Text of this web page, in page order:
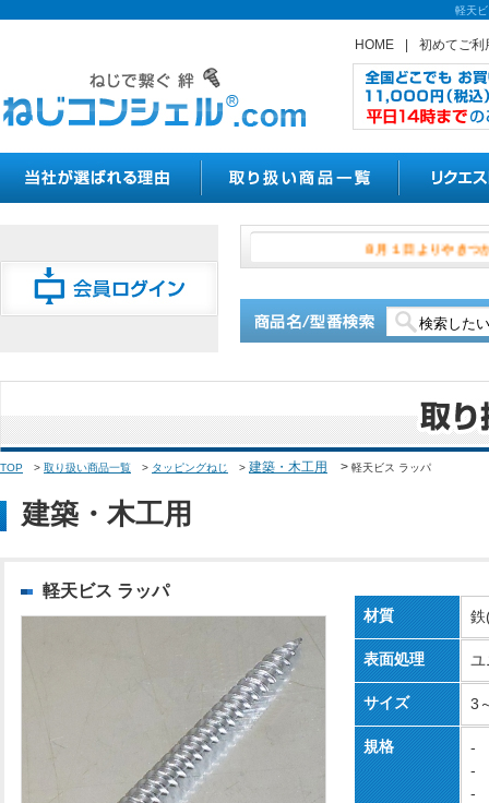
軽天
HOME 初めてご利
８月１日よ
TOP > 取り扱い商品一覧 > タッピングねじ > 建築・木工用 > 軽天ビス ラッパ
建築・木工用
軽天ビス ラッパ
材質 鉄
表面処理
サイズ 3
規格
-
-
-